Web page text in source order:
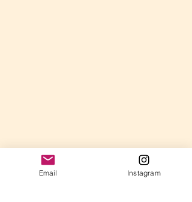
Email Instagram